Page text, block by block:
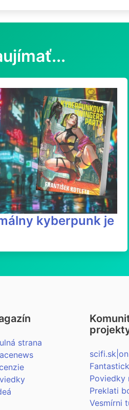
kyberpunk je
strana
scifi.sk|on
Poviedky
Preklati
Vesmírni